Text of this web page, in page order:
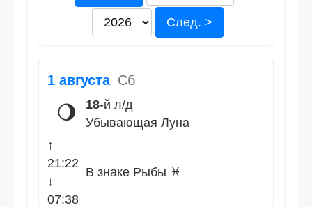
След. >
1 августа Сб
🌖 18-й л/д
Убывающая Луна
↑
21:22
↓
07:38
В знаке Рыбы ♓